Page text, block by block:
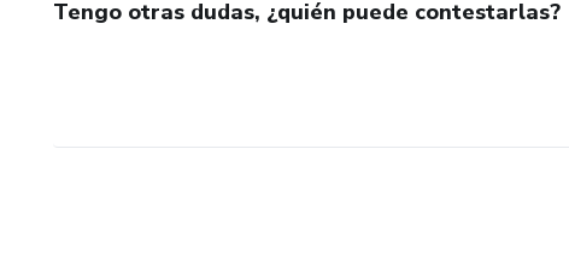
Tengo otras dudas, ¿quién puede contestarlas?